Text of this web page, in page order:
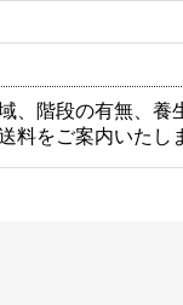
、階段の有無、
料をご案内いたし